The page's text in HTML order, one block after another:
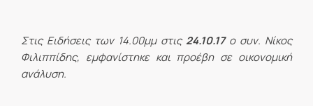
Στις Ειδήσεις των 14.00μμ στις 24.10.17ο συν. Νίκος
Φιλιππίδης, εμφανίστηκε και προέβη σε οικονομική
ανάλυση.